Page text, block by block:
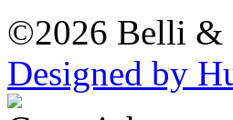
©2026 Belli &
Designed by